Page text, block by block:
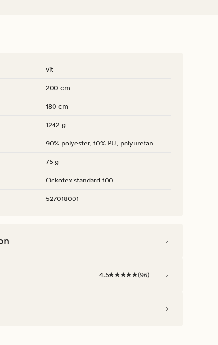
vit
200 cm
180 cm
1242 g
90% polyester, 10% PU, polyuretan
75 g
Oekotex standard 100
527018001
4.5 (96)